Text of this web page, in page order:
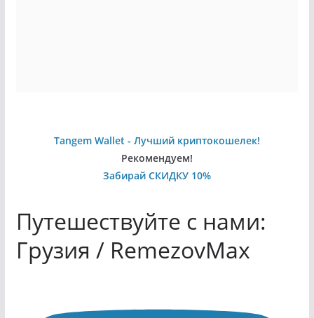
Tangem Wallet - Лучший криптокошелек!
Рекомендуем!
Забирай СКИДКУ 10%
Путешествуйте с нами:
Грузия / RemezovMax